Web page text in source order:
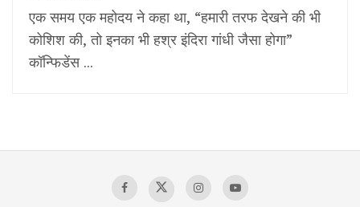
एक समय एक महोदय ने कहा था, “हमारी तरफ देखने की भी
कोशिश की, तो इनका भी हश्र इंदिरा गांधी जैसा होगा”
कॉन्फिडेंस ...